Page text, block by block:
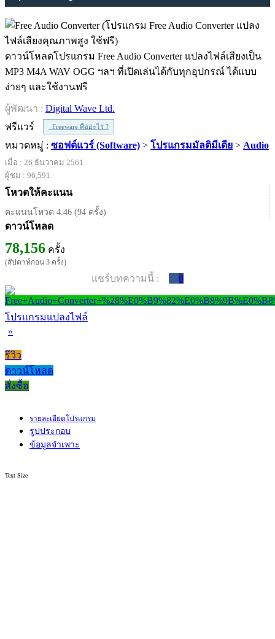
ดาวน์โหลดโปรแกรม Free Audio Converter แปลงไฟล์เสียงเป็น
MP3 M4A WAV OGG ฯลฯ ที่เปิดเล่นได้กับทุกอุปกรณ์ ได้แบบ
ง่ายๆ และใช้งานฟรี
ผู้พัฒนา : Digital Wave Ltd.
ฟรีแวร์
Freeware คืออะไร ?
หมวดหมู่ : ซอฟต์แวร์ (Software) > โปรแกรมมัลติมีเดีย > Audio
เมื่อ : 26 ธันวาคม 2561
ผู้ชม : 96,591
โหวตให้คะแนน
คะแนนโหวต 4.46 (94 ครั้ง)
ดาวน์โหลด
78,156 ครั้ง
(สัปดาห์ก่อน 3 ครั้ง)
แชร์บทความนี้ : 0
โปรแกรมแปลงไฟล์
»
รีวิว
ดาวน์โหลด
สั่งซื้อ
รายละเอียดโปรแกรม
รูปประกอบ
ข้อมูลจำเพาะ
Text Size